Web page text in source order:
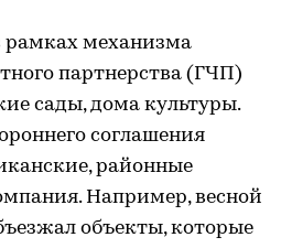
рамках механизма
партнерства (ГЧП)
сады, дома культуры.
соглашения
районные
Например, весной
объекты, которые